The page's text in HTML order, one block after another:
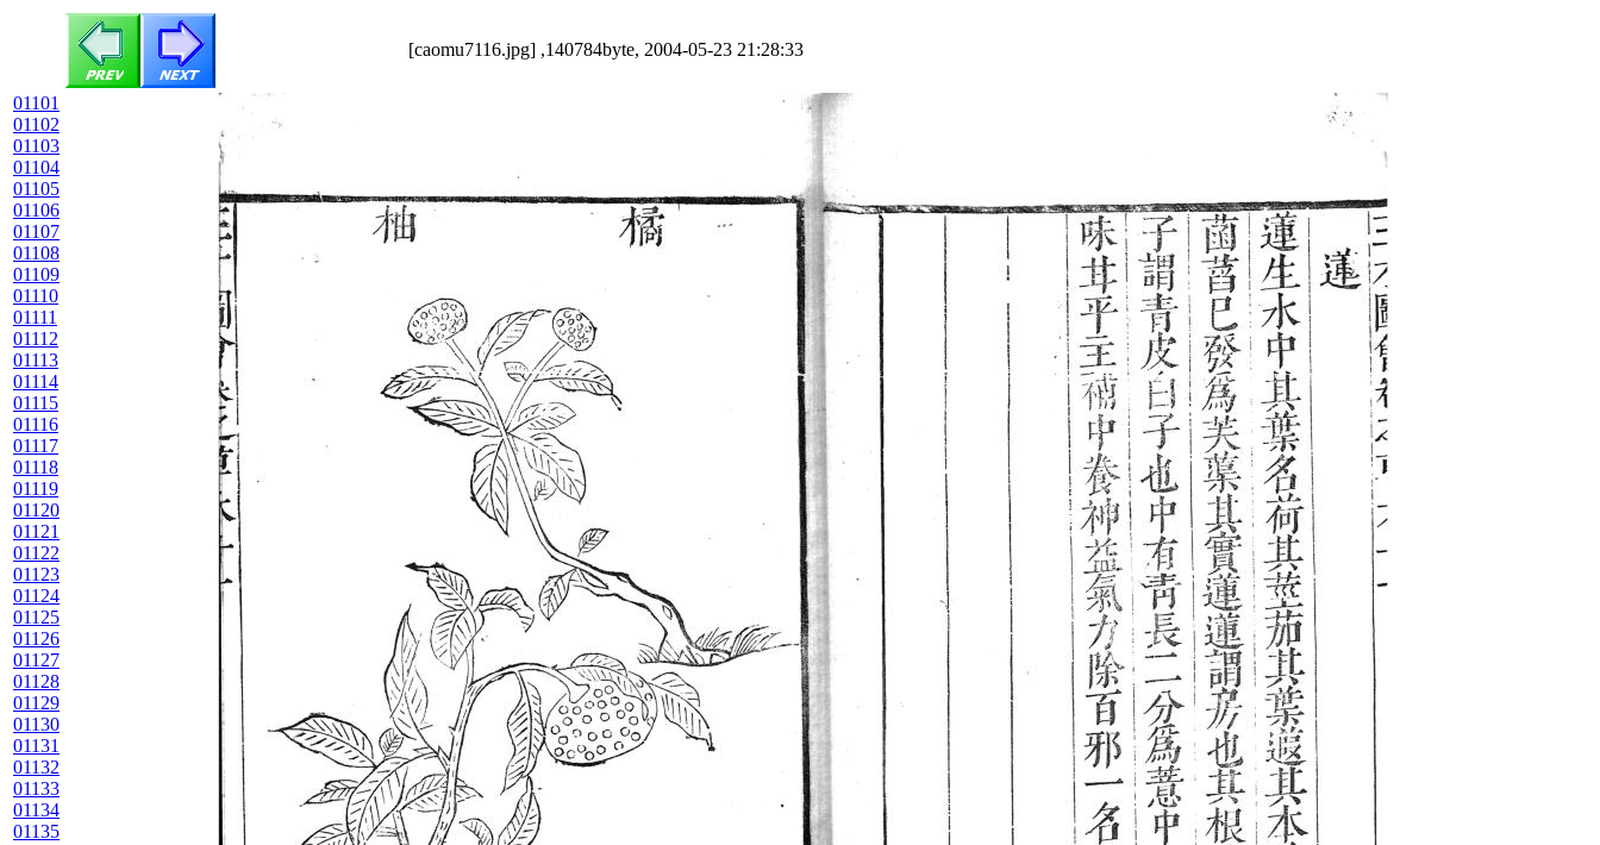
[caomu7116.jpg] ,140784byte, 2004-05-23 21:28:33
01101
01102
01103
01104
01105
01106
01107
01108
01109
01110
01111
01112
01113
01114
01115
01116
01117
01118
01119
01120
01121
01122
01123
01124
01125
01126
01127
01128
01129
01130
01131
01132
01133
01134
01135